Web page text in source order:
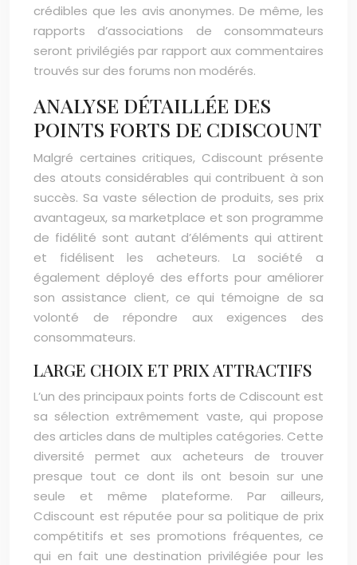
crédibles que les avis anonymes. De même, les
rapports d’associations de consommateurs
seront privilégiés par rapport aux commentaires
trouvés sur des forums non modérés.
ANALYSE DÉTAILLÉE DES
POINTS FORTS DE CDISCOUNT
Malgré certaines critiques, Cdiscount présente
des atouts considérables qui contribuent à son
succès. Sa vaste sélection de produits, ses prix
avantageux, sa marketplace et son programme
de fidélité sont autant d’éléments qui attirent
et fidélisent les acheteurs. La société a
également déployé des efforts pour améliorer
son assistance client, ce qui témoigne de sa
volonté de répondre aux exigences des
consommateurs.
LARGE CHOIX ET PRIX ATTRACTIFS
L’un des principaux points forts de Cdiscount est
sa sélection extrêmement vaste, qui propose
des articles dans de multiples catégories. Cette
diversité permet aux acheteurs de trouver
presque tout ce dont ils ont besoin sur une
seule et même plateforme. Par ailleurs,
Cdiscount est réputée pour sa politique de prix
compétitifs et ses promotions fréquentes, ce
qui en fait une destination privilégiée pour les